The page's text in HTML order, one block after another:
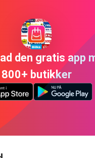
den gratis app
800+ butikker